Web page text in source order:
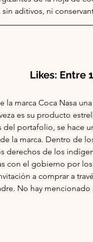
aditivos, ni
Likes: Entre
marca Coca Nasa
es su producto
del portafolio, se hace
la marca. Dentro de
derechos de los
con el gobierno por
a comprar a
No hay mencionado